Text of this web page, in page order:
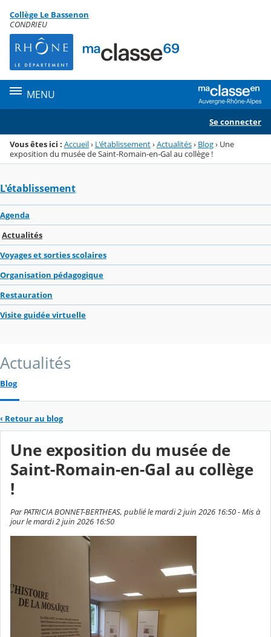
Menu de la rubrique
Contenu
Collège Le Bassenon
CONDRIEU
MENU
Se connecter
Vous êtes ici : Accueil› L'établissement›Actualités› Blog› Une
exposition du musée de Saint-Romain-en-Gal au collège !
L'établissement
Agenda
Actualités
Voyages et sorties scolaires
Organisation pédagogique
Restauration
Visite guidée virtuelle
Actualités
Blog
‹ Retour au blog
Une exposition du musée de
Saint-Romain-en-Gal au collège
!
Par PATRICIA BONNET-BERTHEAS, publié le mardi 2 juin 2026 16:50 - Mis à
jour le mardi 2 juin 2026 16:50